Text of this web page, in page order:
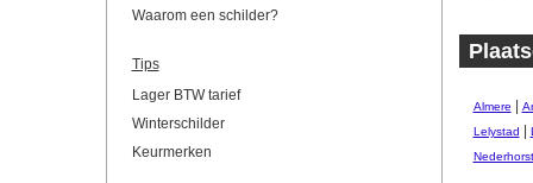
Waarom een schilder?
Tips
Lager BTW tarief
Winterschilder
Keurmerken
Almere
Lelystad